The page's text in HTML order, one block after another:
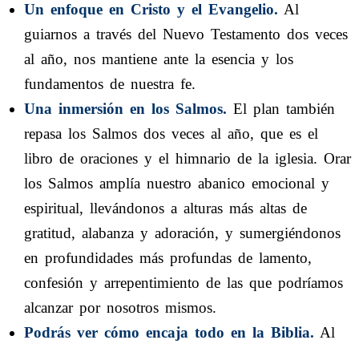
Un enfoque en Cristo y el Evangelio. Al
guiarnos a través del Nuevo Testamento dos veces
al año, nos mantiene ante la esencia y los
fundamentos de nuestra fe.
Una inmersión en los Salmos. El plan también
repasa los Salmos dos veces al año, que es el
libro de oraciones y el himnario de la iglesia. Orar
los Salmos amplía nuestro abanico emocional y
espiritual, llevándonos a alturas más altas de
gratitud, alabanza y adoración, y sumergiéndonos
en profundidades más profundas de lamento,
confesión y arrepentimiento de las que podríamos
alcanzar por nosotros mismos.
Podrás ver cómo encaja todo en la Biblia. Al